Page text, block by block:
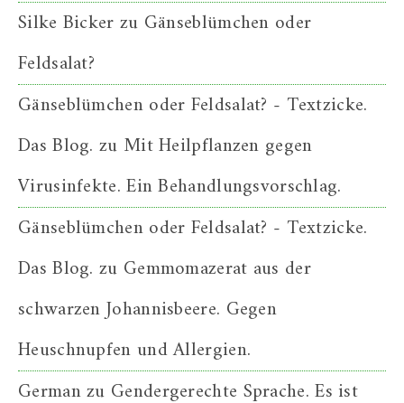
Silke Bickerzu Gänseblümchen oder
Feldsalat?
Gänseblümchen oder Feldsalat? - Textzicke.
Das Blog. zu Mit Heilpflanzen gegen
Virusinfekte. Ein Behandlungsvorschlag.
Gänseblümchen oder Feldsalat? - Textzicke.
Das Blog. zu Gemmomazerat aus der
schwarzen Johannisbeere. Gegen
Heuschnupfen und Allergien.
Germanzu Gendergerechte Sprache. Es ist